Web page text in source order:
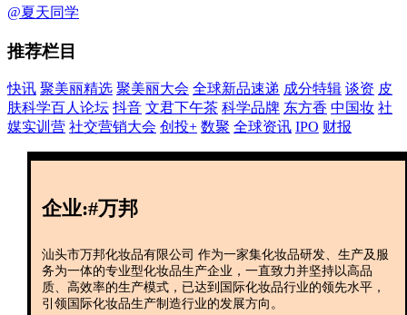
中国妆
实训营
创投+
财报
@夏天同学
推荐栏目
快讯 聚美丽精选 聚美丽大会 全球新品速递 成分特辑 谈资 皮
肤科学百人论坛 抖音 文君下午茶 科学品牌 东方香 中国妆 社
媒实训营 社交营销大会 创投+ 数聚 全球资讯 IPO 财报
企业:#万邦
汕头市万邦化妆品有限公司 作为一家集化妆品研发、生产及服
务为一体的专业型化妆品生产企业，一直致力并坚持以高品
质、高效率的生产模式，已达到国际化妆品行业的领先水平，
引领国际化妆品生产制造行业的发展方向。